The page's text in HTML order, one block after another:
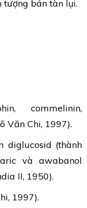
tượng bán tàn lụi.
commelinin,
Văn Chi, 1997).
diglucosid (thành
và awabanol
II, 1950).
1997).